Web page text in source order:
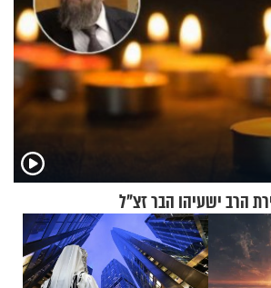
הרב ישעיהו הבר זצ"ל